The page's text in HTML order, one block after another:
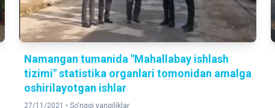
Namangan tumanida "Mahallabay ishlash
tizimi" statistika organlari tomonidan amalga
oshirilayotgan ishlar
27/11/2021 • So'nggi yangiliklar